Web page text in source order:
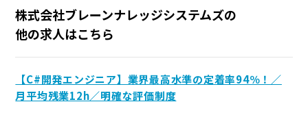
株式会社ブレーンナレッジシステムズの
他の求人はこちら
【C#開発エンジニア】業界最高水準の定着率94％！／
月平均残業12h／明確な評価制度